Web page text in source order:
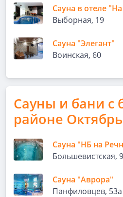
Сауна в отеле
Выборная, 19
Сауна "Элегант"
Воинская, 60
Сауны и бани с
районе
Сауна "НБ на
Большевистская,
Сауна "Аврора"
Панфиловцев, 53а